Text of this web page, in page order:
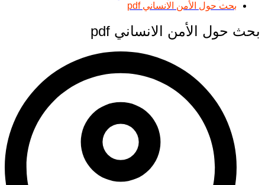
بحث حول الأمن الانساني pdf
بحث حول الأمن الانساني pdf